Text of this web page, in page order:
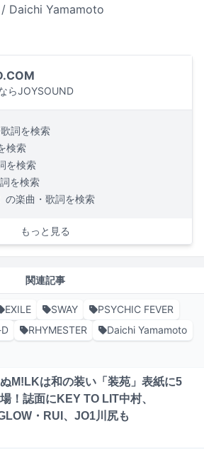
/ Daichi Yamamoto
らJOYSOUND
詞を検索
検索
を検索
を検索
の楽曲・歌詞を検索
もっと見る
関連記事
EXILE SWAY
PSYCHIC FEVER
RHYMESTER
Daichi Yamamoto
M!LKは和の装い「装苑」表紙に5
！誌面にKEY TO LIT中村、
・RUI、JO1川尻も